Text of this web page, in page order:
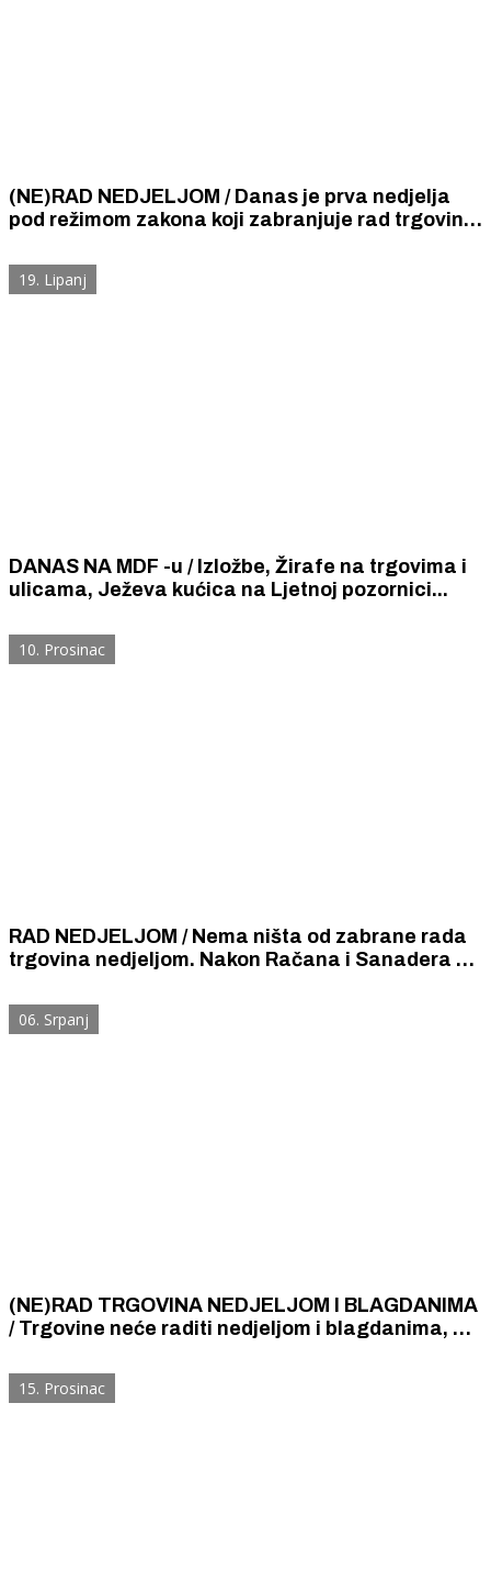
(NE)RAD NEDJELJOM / Danas je prva nedjelja
pod režimom zakona koji zabranjuje rad trgovina
19. Lipanj
DANAS NA MDF -u / Izložbe, Žirafe na trgovima i
ulicama, Ježeva kućica na Ljetnoj pozornici...
10. Prosinac
RAD NEDJELJOM / Nema ništa od zabrane rada
trgovina nedjeljom. Nakon Račana i Sanadera na
06. Srpanj
(NE)RAD TRGOVINA NEDJELJOM I BLAGDANIMA
/ Trgovine neće raditi nedjeljom i blagdanima, a u
6 do 21 sat
15. Prosinac